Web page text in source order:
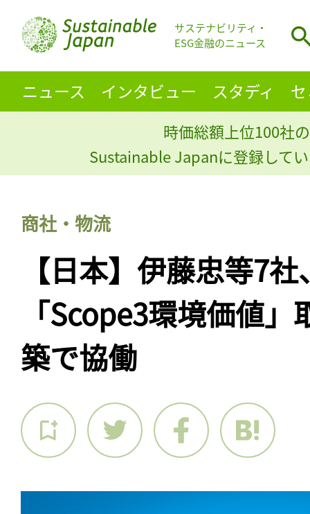
サステナビリティ・
ESG金融のニュース
ニュース インタビュー スタディ
時価総額上位100社
Sustainable Japanに登録して
商社・物流
【日本】伊藤忠等7
「Scope3環境価値
築で協働